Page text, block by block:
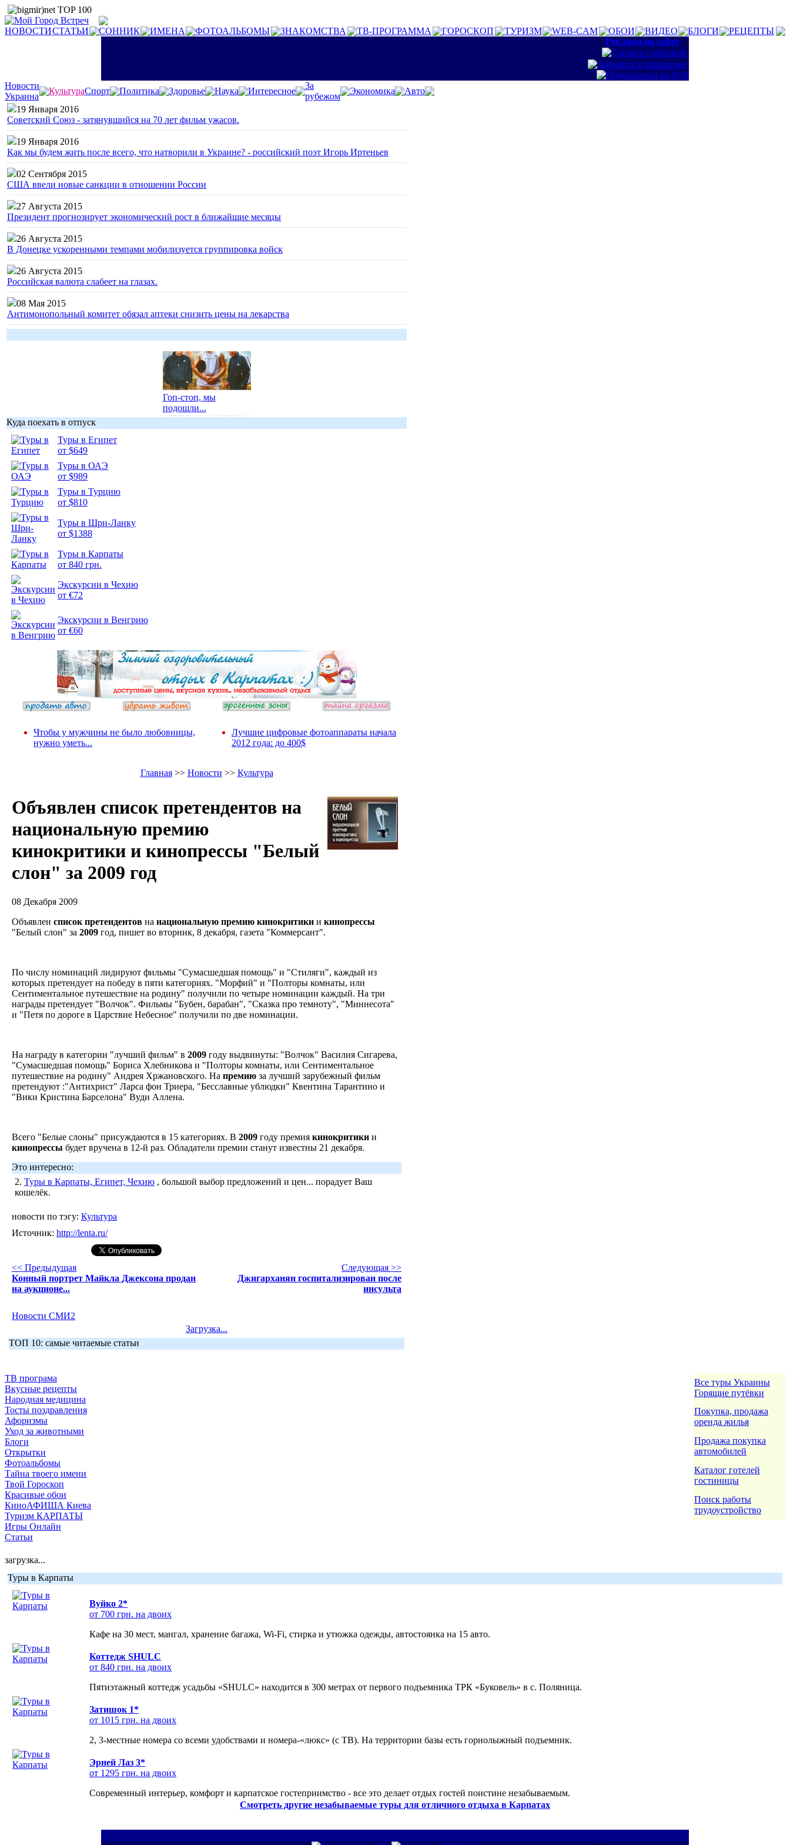
НОВОСТИСТАТЬИ СОННИК ИМЕНА ФОТОАЛЬБОМЫ ЗНАКОМСТВА ТВ-ПРОГРАММА ГОРОСКОП ТУРИЗМ WEB-CAM ОБОИ ВИДЕО БЛОГИ
РЕЦЕПТЫ
:: Реклама на сайте ::
Новости
Украина
КультураСпорт Политика Здоровье Наука Интересное
За
рубежом
Экономика
Авто
19 Января 2016
Советский Союз - затянувшийся на 70 лет фильм ужасов.
19 Января 2016
Как мы будем жить после всего, что натворили в Украине? - российский поэт Игорь Иртеньев
02 Сентября 2015
США ввели новые санкции в отношении России
27 Августа 2015
Президент прогнозирует экономический рост в ближайшие месяцы
26 Августа 2015
В Донецке ускоренными темпами мобилизуется группировка войск
26 Августа 2015
Российская валюта слабеет на глазах.
08 Мая 2015
Антимонопольный комитет обязал аптеки снизить цены на лекарства
Гоп-стоп, мы
подошли...
Куда поехать в отпуск
Туры в Египет
от $649
Туры в ОАЭ
от $989
Туры в Турцию
от $810
Туры в Шри-Ланку
от $1388
Туры в Карпаты
от 840 грн.
Экскурсии в Чехию
от €72
Экскурсии в Венгрию
от €60
Чтобы у мужчины не было любовницы,
нужно уметь...
Лучшие цифровые фотоаппараты начала
2012 года: до 400$
Главная>> Новости >> Культура
Объявлен список претендентов на
национальную премию
кинокритики и кинопрессы "Белый
слон" за 2009 год
08 Декабря 2009
Объявлен список претендентов на национальную премию кинокритики и кинопрессы
"Белый слон" за 2009 год, пишет во вторник, 8 декабря, газета "Коммерсант".
По числу номинаций лидируют фильмы "Сумасшедшая помощь" и "Стиляги", каждый из
которых претендует на победу в пяти категориях. "Морфий" и "Полторы комнаты, или
Сентиментальное путешествие на родину" получили по четыре номинации каждый. На три
награды претендует "Волчок". Фильмы "Бубен, барабан", "Сказка про темноту", "Миннесота"
и "Петя по дороге в Царствие Небесное" получили по две номинации.
На награду в категории "лучший фильм" в 2009 году выдвинуты: "Волчок" Василия Сигарева,
"Сумасшедшая помощь" Бориса Хлебникова и "Полторы комнаты, или Сентиментальное
путешествие на родину" Андрея Хржановского. На премию за лучший зарубежный фильм
претендуют :"Антихрист" Ларса фон Триера, "Бесславные ублюдки" Квентина Тарантино и
"Вики Кристина Барселона" Вуди Аллена.
Всего "Белые слоны" присуждаются в 15 категориях. В 2009 году премия кинокритики и
кинопрессы будет вручена в 12-й раз. Обладатели премии станут известны 21 декабря.
Это интересно:
2. Туры в Карпаты, Египет, Чехию , большой выбор предложений и цен... порадует Ваш
кошелёк.
новости по тэгу: Культура
Источник: http://lenta.ru/
<< Предыдущая
Конный портрет Майкла Джексона продан
на аукционе...
Следующая >>
Джигарханян госпитализирован после
инсульта
Новости СМИ2
Загрузка...
ТОП 10: самые читаемые статьи
ТВ програма
Вкусные рецепты
Народная медицина
Тосты поздравления
Афоризмы
Уход за животными
Блоги
Открытки
Фотоальбомы
Тайна твоего имени
Твой Гороскоп
Красивые обои
КиноАФИША Киева
Туризм КАРПАТЫ
Игры Онлайн
Статьи
Все туры Украины
Горящие путёвки
Покупка, продажа
оренда жилья
Продажа покупка
автомобилей
Каталог готелей
гостиницы
Поиск работы
трудоустройство
загрузка...
Туры в Карпаты
Вуйко 2*
от 700 грн. на двоих
Кафе на 30 мест, мангал, хранение багажа, Wi-Fi, стирка и утюжка одежды, автостоянка на 15 авто.
Коттедж SHULC
от 840 грн. на двоих
Пятиэтажный коттедж усадьбы «SHULC» находится в 300 метрах от первого подъемника ТРК «Буковель» в с. Поляница.
Затишок 1*
от 1015 грн. на двоих
2, 3-местные номера со всеми удобствами и номера-«люкс» (с ТВ). На территории базы есть горнолыжный подъемник.
Эрней Лаз 3*
от 1295 грн. на двоих
Современный интерьер, комфорт и карпатское гостеприимство - все это делает отдых гостей поистине незабываемым.
Смотреть другие незабываемые туры для отличного отдыха в Карпатах